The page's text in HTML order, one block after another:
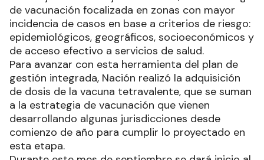
de vacunación focalizada en zonas con mayor
incidencia de casos en base a criterios de riesgo:
epidemiológicos, geográficos, socioeconómicos y
de acceso efectivo a servicios de salud.
Para avanzar con esta herramienta del plan de
gestión integrada, Nación realizó la adquisición
de dosis de la vacuna tetravalente, que se suman
a la estrategia de vacunación que vienen
desarrollando algunas jurisdicciones desde
comienzo de año para cumplir lo proyectado en
esta etapa.